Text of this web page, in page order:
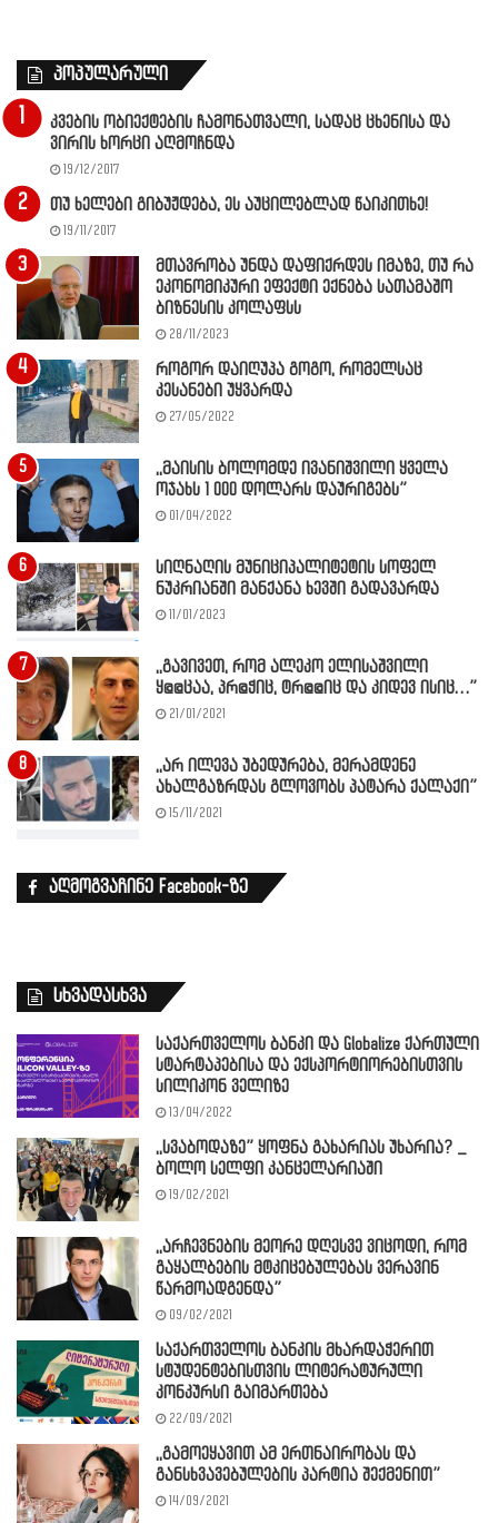
პოპულარული
კვების ობიექტების ჩამონათვალი, სადაც ცხენისა და
ვირის ხორცი აღმოჩნდა
19/12/2017
თუ ხელები გიბუჟდება, ეს აუცილებლად წაიკითხე!
19/11/2017
მთავრობა უნდა დაფიქრდეს იმაზე, თუ რა
ეკონომიკური ეფექტი ექნება სათამაშო
ბიზნესის კოლაფსს
28/11/2023
როგორ დაიღუპა გოგო, რომელსაც
კესანები უყვარდა
27/05/2022
,,მაისის ბოლომდე ივანიშვილი ყველა
ოჯახს 1 000 დოლარს დაურიგებს”
01/04/2022
სიღნაღის მუნიციპალიტეტის სოფელ
ნუკრიანში მანქანა ხევში გადავარდა
11/01/2023
,,გავივეთ, რომ ალეკო ელისაშვილი
ყ@@ცაა, პრ@ჭიც, ტრ@@იც და კიდევ ისიც…”
21/01/2021
,,არ ილევა უბედურება, მერამდენე
ახალგაზრდას გლოვობს პატარა ქალაქი”
15/11/2021
აღმოგვაჩინე Facebook-ზე
სხვადასხვა
საქართველოს ბანკი და Globalize ქართული
სტარტაპებისა და ექსპორტიორებისთვის
სილიკონ ველიზე
13/04/2022
,,სვაბოდაზე” ყოფნა გახარიას უხარია? _
ბოლო სელფი კანცელარიაში
19/02/2021
,,არჩევნების მეორე დღესვე ვიცოდი, რომ
გაყალბების მტკიცებულებას ვერავინ
წარმოადგენდა”
09/02/2021
საქართველოს ბანკის მხარდაჭერით
სტუდენტებისთვის ლიტერატურული
კონკურსი გაიმართება
22/09/2021
,,გამოეყავით ამ ერთნაირობას და
განსხვავებულების პარტია შექმენით”
14/09/2021